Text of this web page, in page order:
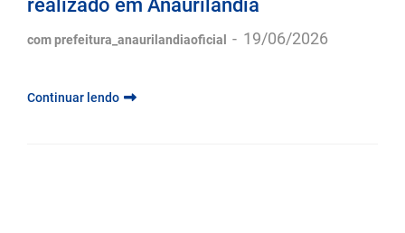
realizado em Anaurilândia
com prefeitura_anaurilandiaoficial - 19/06/2026
Continuar lendo